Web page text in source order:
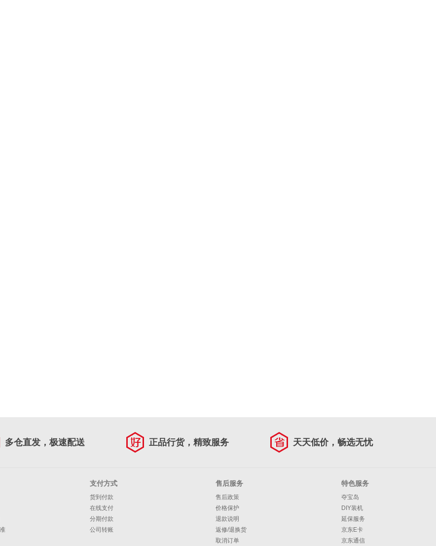
多仓直发，极速配送 正品行货，精致服务 天天低价，畅选无忧
支付方式
货到付款
在线支付
分期付款
公司转账
售后服务
售后政策
价格保护
退款说明
返修/退换货
取消订单
特色服务
夺宝岛
DIY装机
延保服务
京东E卡
京东通信